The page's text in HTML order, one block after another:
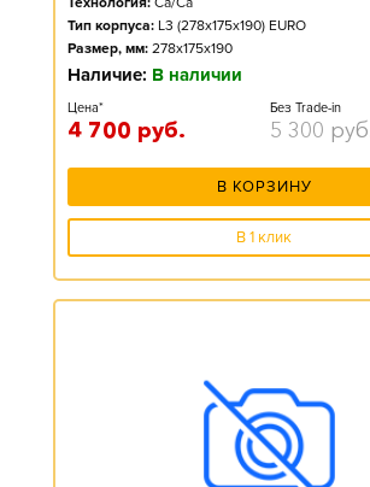
Тип корпуса: L3 (278x175x190) EURO
Размер, мм: 278x175x190
Наличие: В наличии
Цена*
4 700 руб.
Без Trade-in
5 300
В КОРЗИНУ
В 1 клик